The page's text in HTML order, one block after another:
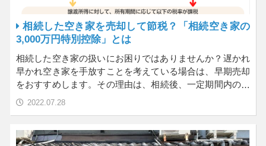
相続した空き家を売却して節税？「相続空き家の
3,000万円特別控除」とは
相続した空き家の扱いにお困りではありませんか？遅かれ
早かれ空き家を手放すことを考えている場合は、早期売却
をおすすめします。その理由は、相続後、一定期間内の売
却な…
2022.07.28